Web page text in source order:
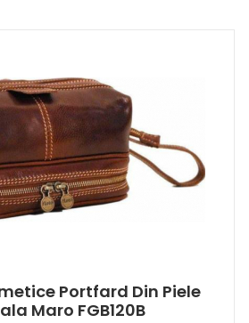
Portfard Din Piele
Maro FGB120B